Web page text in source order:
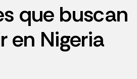
que buscan
en Nigeria